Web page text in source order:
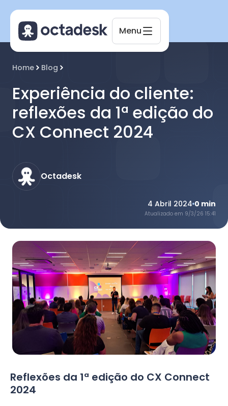
Menu
Home Blog
Experiência do cliente:
reflexões da 1ª edição do
CX Connect 2024
Octadesk
4 Abril 2024 0 min
Atualizado em 9/3/26 15:41
Reflexões da 1ª edição do CX Connect
2024
Online agora